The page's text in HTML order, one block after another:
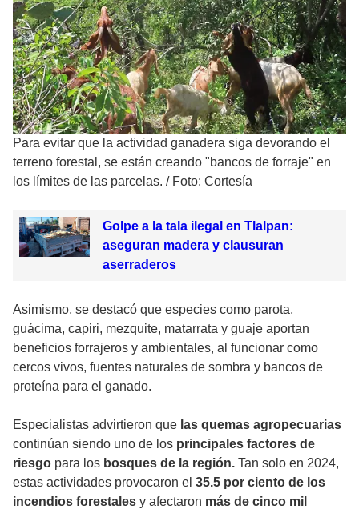
Para evitar que la actividad ganadera siga devorando el
terreno forestal, se están creando "bancos de forraje" en
los límites de las parcelas. / Foto: Cortesía
Golpe a la tala ilegal en Tlalpan:
aseguran madera y clausuran
aserraderos
Asimismo, se destacó que especies como parota,
guácima, capiri, mezquite, matarrata y guaje aportan
beneficios forrajeros y ambientales, al funcionar como
cercos vivos, fuentes naturales de sombra y bancos de
proteína para el ganado.
Especialistas advirtieron que las quemas agropecuarias
continúan siendo uno de los principales factores de
riesgo para los bosques de la región. Tan solo en 2024,
estas actividades provocaron el 35.5 por ciento de los
incendios forestales y afectaron más de cinco mil